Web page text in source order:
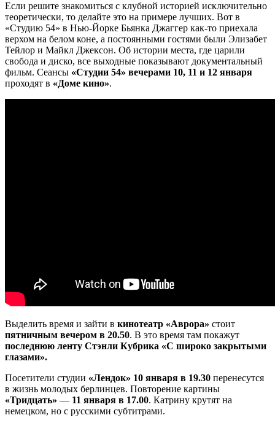
Если решите знакомиться с клубной историей исключительно
теоретически, то делайте это на примере лучших. Вот в
«Студию 54» в Нью-Йорке Бьянка Джаггер как-то приехала
верхом на белом коне, а постоянными гостями были Элизабет
Тейлор и Майкл Джексон. Об истории места, где царили
свобода и диско, все выходные показывают документальный
фильм. Сеансы «Студии 54» вечерами 10, 11 и 12 января
проходят в «Доме кино».
Выделить время и зайти в кинотеатр «Аврора» стоит
пятничным вечером в 20.50. В это время там покажут
последнюю ленту Стэнли Кубрика «С широко закрытыми
глазами».
Посетители студии «Лендок» 10 января в 19.30 перенесутся
в жизнь молодых берлинцев. Повторение картины
«Тридцать» — 11 января в 17.00. Катрину крутят на
немецком, но с русскими субтитрами.